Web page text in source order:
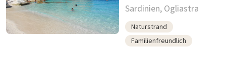
Sardinien, Ogliastra
Naturstrand
Familienfreundlich